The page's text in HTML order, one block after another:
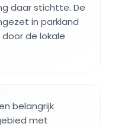
daar stichtte. De
in parkland
de lokale
belangrijk
met